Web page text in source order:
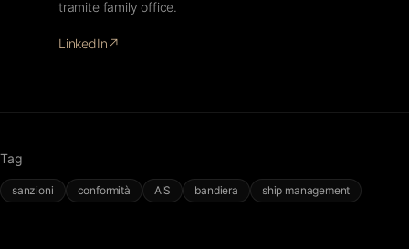
tramite family office.
LinkedIn ↗
Tag
sanzioni conformità AIS bandiera ship management